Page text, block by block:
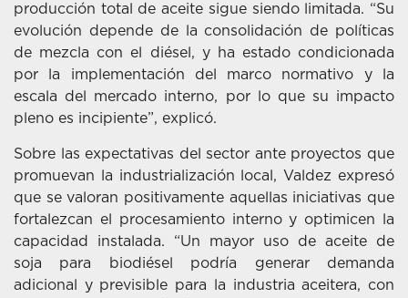
producción total de aceite sigue siendo limitada. “Su
evolución depende de la consolidación de políticas
de mezcla con el diésel, y ha estado condicionada
por la implementación del marco normativo y la
escala del mercado interno, por lo que su impacto
pleno es incipiente”, explicó.
Sobre las expectativas del sector ante proyectos que
promuevan la industrialización local, Valdez expresó
que se valoran positivamente aquellas iniciativas que
fortalezcan el procesamiento interno y optimicen la
capacidad instalada. “Un mayor uso de aceite de
soja para biodiésel podría generar demanda
adicional y previsible para la industria aceitera, con